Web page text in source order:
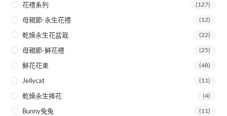
花禮系列 (127)
母親節-永生花禮 (12)
乾燥永生花盆栽 (22)
母親節-鮮花禮 (25)
鮮花花束 (48)
Jellycat (11)
乾燥永生捧花 (4)
Bunny兔兔 (11)